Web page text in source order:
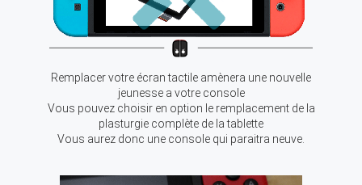
Remplacer votre écran tactile amènera une nouvelle
jeunesse a votre console
Vous pouvez choisir en option le remplacement de la
plasturgie complète de la tablette
Vous aurez donc une console qui paraitra neuve.